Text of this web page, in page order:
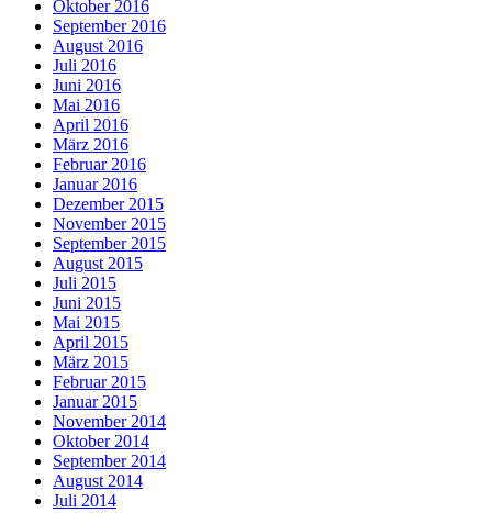
Oktober 2016
September 2016
August 2016
Juli 2016
Juni 2016
Mai 2016
April 2016
März 2016
Februar 2016
Januar 2016
Dezember 2015
November 2015
September 2015
August 2015
Juli 2015
Juni 2015
Mai 2015
April 2015
März 2015
Februar 2015
Januar 2015
November 2014
Oktober 2014
September 2014
August 2014
Juli 2014